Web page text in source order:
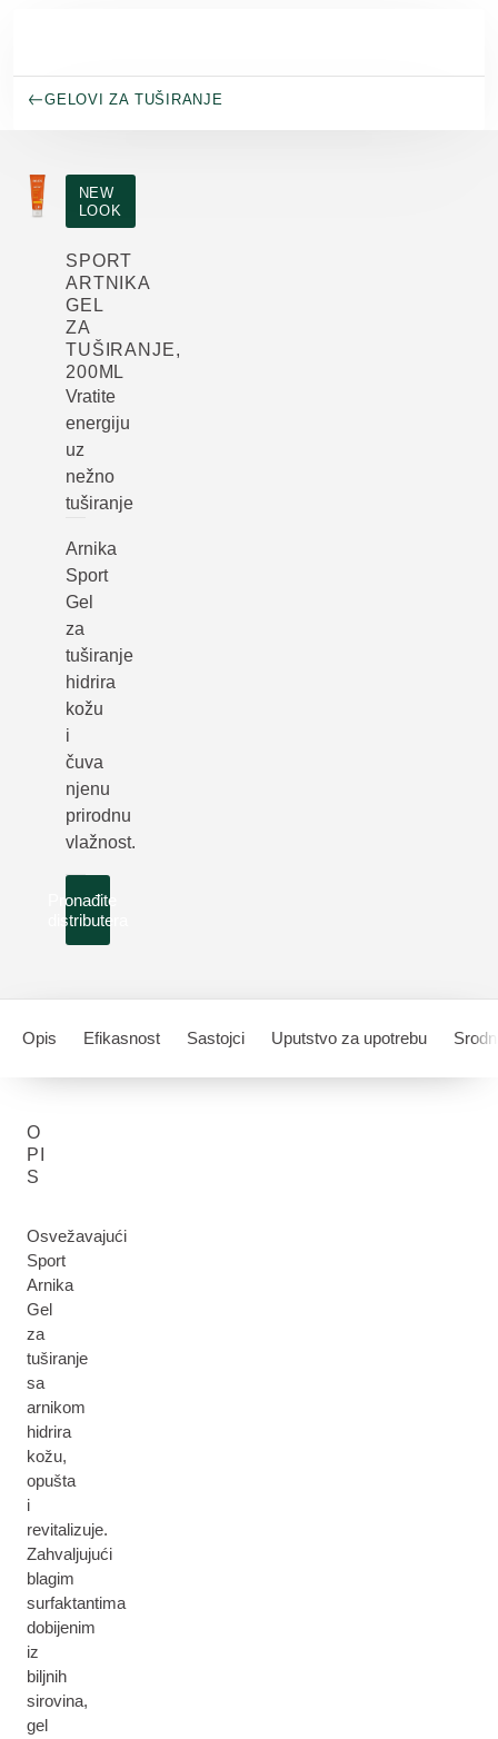
GELOVI ZA TUŠIRANJE
NEW
LOOK
SPORT
ARTNIKA
GEL
ZA
TUŠIRANJE,
200ML
Vratite
energiju
uz
nežno
tuširanje
Arnika
Sport
Gel
za
tuširanje
hidrira
kožu
i
čuva
njenu
prirodnu
vlažnost.
Pronađite
distributera
Opis Efikasnost Sastojci Uputstvo za upotrebu
O
PI
S
Osvežavajući
Sport
Arnika
Gel
za
tuširanje
sa
arnikom
hidrira
kožu,
opušta
i
revitalizuje.
Zahvaljujući
blagim
surfaktantima
dobijenim
iz
biljnih
sirovina,
gel